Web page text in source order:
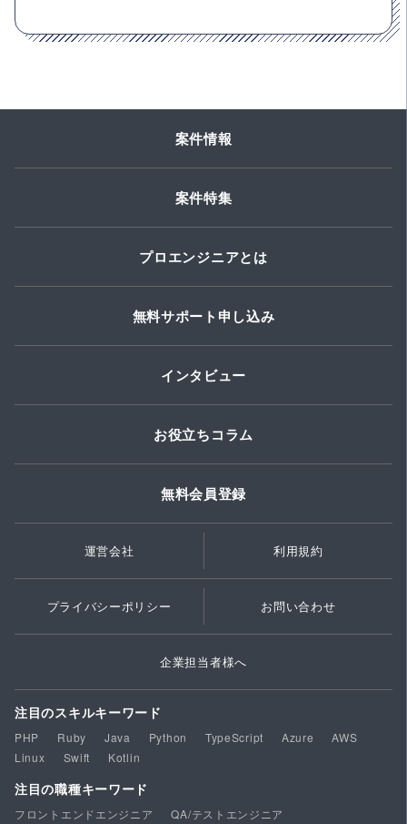
案件情報
案件特集
プロエンジニアとは
無料サポート申し込み
インタビュー
お役立ちコラム
無料会員登録
運営会社 利用規約
プライバシーポリシー お問い合わせ
企業担当者様へ
注目のスキルキーワード
PHP Ruby Java Python TypeScript Azure
AWS
Linux
Swift Kotlin
注目の職種キーワード
フロントエンドエンジニア
QA/テストエンジニア